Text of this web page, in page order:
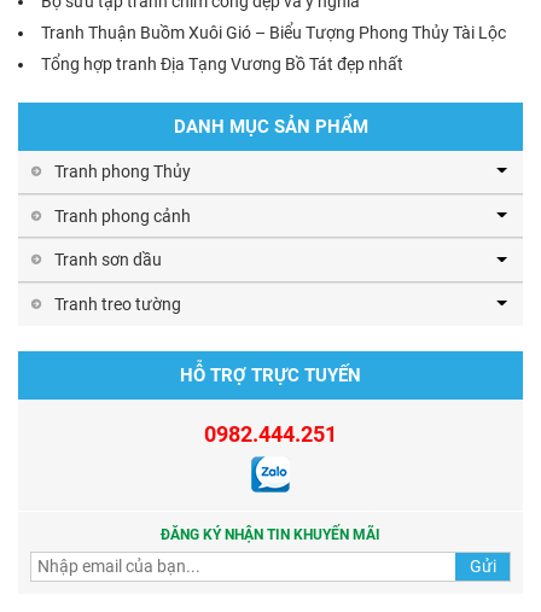
Tranh Thuận Buồm Xuôi Gió – Biểu Tượng Phong Thủy Tài Lộc
Tổng hợp tranh Địa Tạng Vương Bồ Tát đẹp nhất
DANH MỤC SẢN PHẨM
Tranh phong Thủy
Tranh phong cảnh
Tranh sơn dầu
Tranh treo tường
HỖ TRỢ TRỰC TUYẾN
0982.444.251
ĐĂNG KÝ NHẬN TIN KHUYẾN MÃI